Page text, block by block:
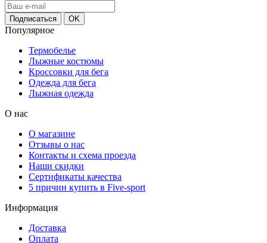
Популярное
Термобелье
Лыжные костюмы
Кроссовки для бега
Одежда для бега
Лыжная одежда
О нас
О магазине
Отзывы о нас
Контакты и схема проезда
Наши скидки
Сертификаты качества
5 причин купить в Five-sport
Информация
Доставка
Оплата